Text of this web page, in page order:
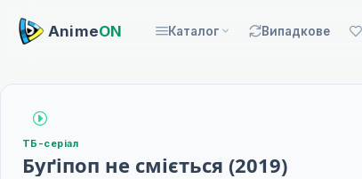
AnimeON Каталог Випадкове
ТБ-серіал
Буґіпоп не сміється (2019)